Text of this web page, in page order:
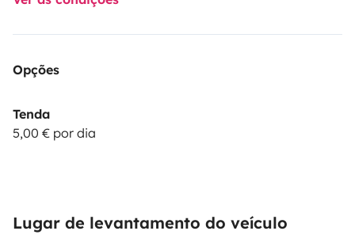
Opções
Tenda
5,00 € por dia
Lugar de levantamento do veículo